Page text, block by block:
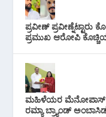
ಪ್ರವೀಣ್
ಪ್ರಮುಖ ಆರೋಪಿ
ಮಹಿಳೆಯರ ಮೆನೋಪಾಸ್
ರಮ್ಯಾ ಬ್ರ್ಯಾಂಡ್